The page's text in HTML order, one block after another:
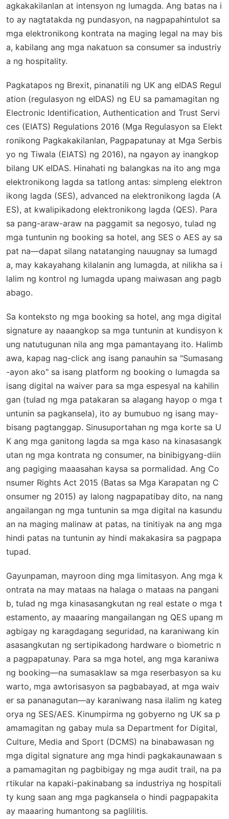
agkakakilanlan at intensyon ng lumagda. Ang batas na i
to ay nagtatakda ng pundasyon, na nagpapahintulot sa
mga elektronikong kontrata na maging legal na may bis
a, kabilang ang mga nakatuon sa consumer sa industriy
a ng hospitality.
Pagkatapos ng Brexit, pinanatili ng UK ang eIDAS Regul
ation (regulasyon ng eIDAS) ng EU sa pamamagitan ng
Electronic Identification, Authentication and Trust Servi
ces (EIATS) Regulations 2016 (Mga Regulasyon sa Elekt
ronikong Pagkakakilanlan, Pagpapatunay at Mga Serbis
yo ng Tiwala (EIATS) ng 2016), na ngayon ay inangkop
bilang UK eIDAS. Hinahati ng balangkas na ito ang mga
elektronikong lagda sa tatlong antas: simpleng elektron
ikong lagda (SES), advanced na elektronikong lagda (A
ES), at kwalipikadong elektronikong lagda (QES). Para
sa pang-araw-araw na paggamit sa negosyo, tulad ng
mga tuntunin ng booking sa hotel, ang SES o AES ay sa
pat na—dapat silang natatanging nauugnay sa lumagd
a, may kakayahang kilalanin ang lumagda, at nilikha sa i
lalim ng kontrol ng lumagda upang maiwasan ang pagb
abago.
Sa konteksto ng mga booking sa hotel, ang mga digital
signature ay naaangkop sa mga tuntunin at kundisyon k
ung natutugunan nila ang mga pamantayang ito. Halimb
awa, kapag nag-click ang isang panauhin sa "Sumasang
-ayon ako" sa isang platform ng booking o lumagda sa
isang digital na waiver para sa mga espesyal na kahilin
gan (tulad ng mga patakaran sa alagang hayop o mga t
untunin sa pagkansela), ito ay bumubuo ng isang may-
bisang pagtanggap. Sinusuportahan ng mga korte sa U
K ang mga ganitong lagda sa mga kaso na kinasasangk
utan ng mga kontrata ng consumer, na binibigyang-diin
ang pagiging maaasahan kaysa sa pormalidad. Ang Co
nsumer Rights Act 2015 (Batas sa Mga Karapatan ng C
onsumer ng 2015) ay lalong nagpapatibay dito, na nang
angailangan ng mga tuntunin sa mga digital na kasundu
an na maging malinaw at patas, na tinitiyak na ang mga
hindi patas na tuntunin ay hindi makakasira sa pagpapa
tupad.
Gayunpaman, mayroon ding mga limitasyon. Ang mga k
ontrata na may mataas na halaga o mataas na pangani
b, tulad ng mga kinasasangkutan ng real estate o mga t
estamento, ay maaaring mangailangan ng QES upang m
agbigay ng karagdagang seguridad, na karaniwang kin
asasangkutan ng sertipikadong hardware o biometric n
a pagpapatunay. Para sa mga hotel, ang mga karaniwa
ng booking—na sumasaklaw sa mga reserbasyon sa ku
warto, mga awtorisasyon sa pagbabayad, at mga waiv
er sa pananagutan—ay karaniwang nasa ilalim ng kateg
orya ng SES/AES. Kinumpirma ng gobyerno ng UK sa p
amamagitan ng gabay mula sa Department for Digital,
Culture, Media and Sport (DCMS) na binabawasan ng
mga digital signature ang mga hindi pagkakaunawaan s
a pamamagitan ng pagbibigay ng mga audit trail, na pa
rtikular na kapaki-pakinabang sa industriya ng hospitali
ty kung saan ang mga pagkansela o hindi pagpapakita
ay maaaring humantong sa paglilitis.